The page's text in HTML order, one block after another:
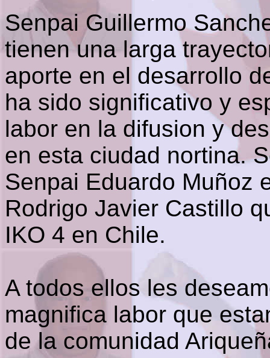
Senpai Guillermo
tienen una larga
aporte en el desarrollo
ha sido significativo y
labor en la difusion y
en esta ciudad nortina.
Senpai Eduardo Muñoz
Rodrigo Javier Castillo
IKO 4 en Chile.
A todos ellos les
magnifica labor que
de la comunidad